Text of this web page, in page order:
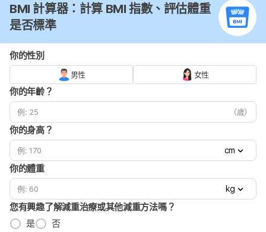
BMI 計算器：計算 BMI 指數、評估體重
是否標準
你的性別
男性 女性
你的年齡？
（歲）
你的身高？
cm
你的體重
kg
您有興趣了解減重治療或其他減重方法嗎？
是
否